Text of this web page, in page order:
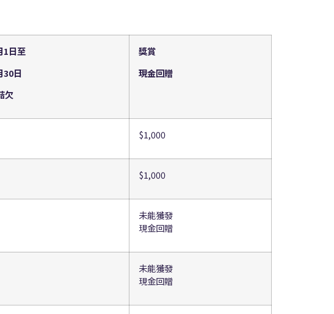
1日至
30日
欠
獎賞
現金回贈
$1,000
$1,000
未能獲發
現金回贈
未能獲發
現金回贈